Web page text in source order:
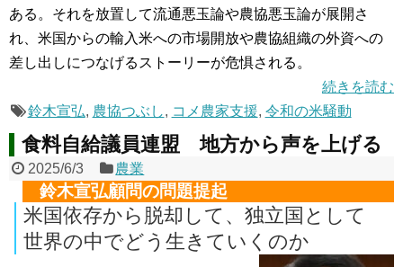
ある。それを放置して流通悪玉論や農協悪玉論が展開さ
れ、米国からの輸入米への市場開放や農協組織の外資への
差し出しにつなげるストーリーが危惧される。
続きを読む
鈴木宣弘, 農協つぶし, コメ農家支援, 令和の米騒動
食料自給議員連盟 地方から声を上げる
2025/6/3 農業
鈴木宣弘顧問の問題提起
米国依存から脱却して、独立国として
世界の中でどう生きていくのか